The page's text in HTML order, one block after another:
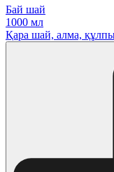
Бай шай
1000 мл
Қара шай, алма,